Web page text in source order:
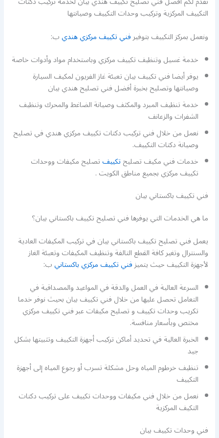
التكييف المركزية وتركيب وحدات التكييف وصيانتها
ونعمل بمركز التكييف بتوفيرفني تكييف مركزي هنديب:
خدمة غسيل وتنظيف تكييف مركزي وباستخدام مواد وأدوات خاصة
يوفر أيضا فني تكييف بيان تعبئة غاز الفريون لمكيف السيارة
وصيانتها وتصليح بخبرة أفضل فني تصليح هندي بيان
خدمة تنظيف المبرد والمكثف وصيانة الضاغط والمحرك وتنظيف
الشفرات والزعانف
نعمل من خلال فني تركيب دكتات تكييف مركزي هندي في تصليح
وصيانة دكتات التكييف.
خدمات فني مكيف تصليحتكييفتصليح مكيفات ووحدات
تكييف مركزي بجميع مناطق الكويت .
فني تكييف باكستاني بيان
ما هي الخدمات التي يوفرها فني تصليح تكييف باكستاني بيان؟
يعمل فني تصليح تكييف باكستاني بيان في تركيب المكيفات العادية
والسنترال وتغير كافة القطع التالفة وتنظيف المكيفات وتعبئة الغاز
لأجهزة التكييف حيث يتميزفني تكييف مركزي باكستانيب:
السرعة العالية في العمل والدقة في المواعيد والمصداقية في
التعامل تحصل عليها من خلال فني تكييف بيان بحيث نوفر خدما
تكريب وحدات تكييف و تصليح مكيفات عبر فني تكييف مركزي
مختص وبأسعار منافسة.
الخبرة العالية في تحديد أماكن تركيب أجهزة التكييف وتثبيتها بشكل
جيد
تنظيف خرطوم المياه وحل مشكلة تسرب أو رجوع المياه إلى أجهزة
التكييف
نعمل من خلال فني مكيفات ووحدات تكييف على تركيب دكتات
التكيف المركزية
فني وحدات تكييف بيان